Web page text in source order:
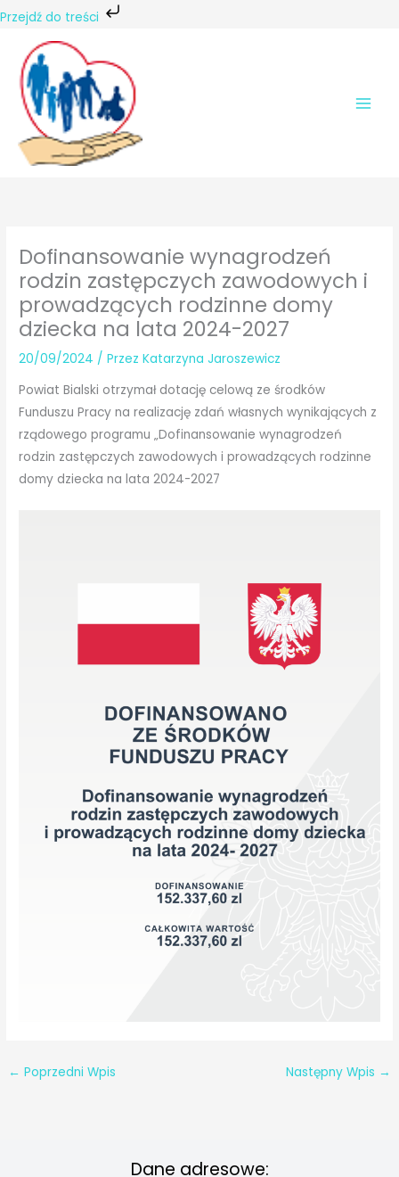
Przejdź do treści
treści
Dofinansowanie wynagrodzeń
rodzin zastępczych zawodowych i
prowadzących rodzinne domy
dziecka na lata 2024-2027
20/09/2024 / PrzezKatarzyna Jaroszewicz
Powiat Bialski otrzymał dotację celową ze środków
Funduszu Pracy na realizację zdań własnych wynikających z
rządowego programu „Dofinansowanie wynagrodzeń
rodzin zastępczych zawodowych i prowadzących rodzinne
domy dziecka na lata 2024-2027
← Poprzedni Wpis Następny Wpis →
Dane adresowe: